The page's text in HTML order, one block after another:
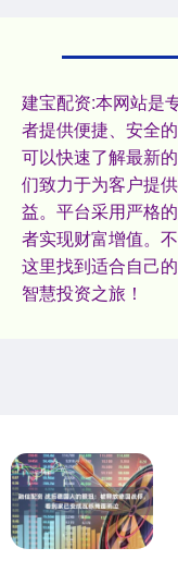
建宝配资:本网站是
者提供便捷、安全
可以快速了解最新
们致力于为客户提
益。平台采用严格
者实现财富增值。
这里找到适合自己
智慧投资之旅！